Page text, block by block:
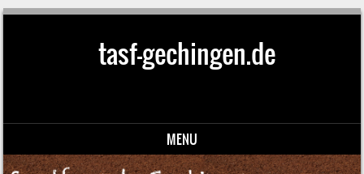
tasf-gechingen.de
MENU
Skip to content